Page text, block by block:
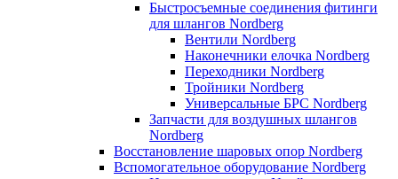
Быстросъемные соединения фитинги
для шлангов Nordberg
Вентили Nordberg
Наконечники елочка Nordberg
Переходники Nordberg
Тройники Nordberg
Универсальные БРС Nordberg
Запчасти для воздушных шлангов
Nordberg
Восстановление шаровых опор Nordberg
Вспомогательное оборудование Nordberg